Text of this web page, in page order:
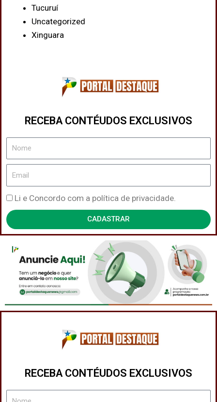
Tucuruí
Uncategorized
Xinguara
RECEBA CONTÉUDOS EXCLUSIVOS
Nome
Email
Política
de
Privacidade
Li e Concordo com a política de privacidade.
CADASTRAR
RECEBA CONTÉUDOS EXCLUSIVOS
Nome